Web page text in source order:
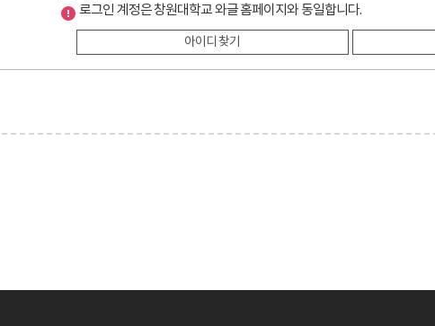
로그인 계정은 창원대학교 와글 홈페이지와 동일합니다.
아이디 찾기